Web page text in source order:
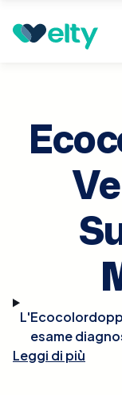
Prenota visita
esame
ultrasuoni per
Leggi di più